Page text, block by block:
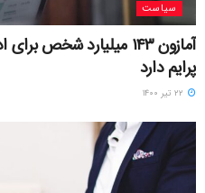
سیاست
آمازون ۱۴۳ میلیارد شخص
پرایم دارد